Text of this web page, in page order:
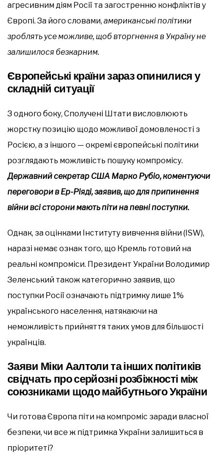
агресивним діям Росії та загостренню конфліктів у
Європі. За його словами, американські політики
зроблять усе можливе, щоб вторгнення в Україну не
залишилося безкарним.
Європейські країни зараз опинилися у
складній ситуації
З одного боку, Сполучені Штати висловлюють
жорстку позицію щодо можливої домовленості з
Росією, а з іншого — окремі європейські політики
розглядають можливість пошуку компромісу.
Державний секретар США Марко Рубіо, коментуючи
переговори в Ер-Ріяді, заявив, що для припинення
війни всі сторони мають піти на певні поступки.
Однак, за оцінками Інституту вивчення війни (ISW),
наразі немає ознак того, що Кремль готовий на
реальні компроміси. Президент України Володимир
Зеленський також категорично заявив, що
поступки Росії означають підтримку лише 1%
українського населення, натякаючи на
неможливість прийняття таких умов для більшості
українців.
Заяви Міки Аалтоли та інших політиків
свідчать про серйозні розбіжності між
союзниками щодо майбутнього України
Чи готова Європа піти на компроміс заради власної
безпеки, чи все ж підтримка України залишиться в
пріоритеті?